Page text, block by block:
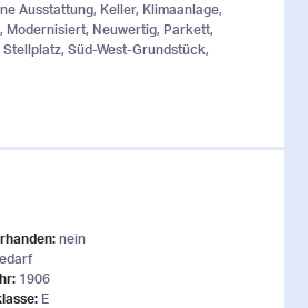
Ausstattung, Keller, Klimaanlage,
Modernisiert, Neuwertig, Parkett,
Süd-West-Grundstück,
nein
1906
E